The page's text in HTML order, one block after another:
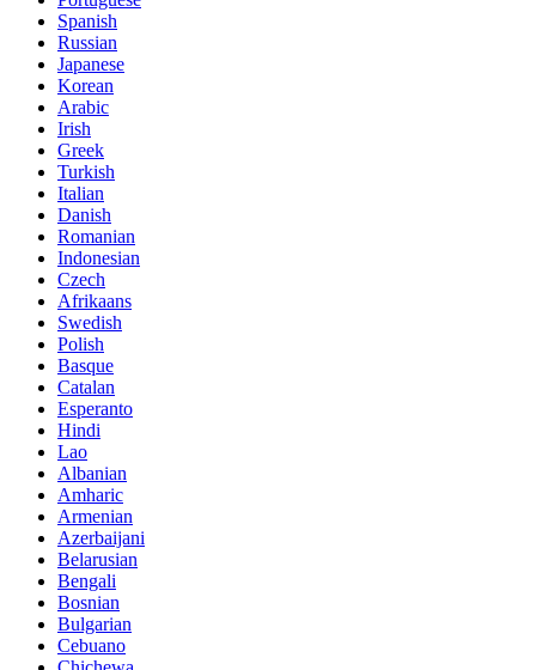
Spanish
Russian
Japanese
Korean
Arabic
Irish
Greek
Turkish
Italian
Danish
Romanian
Indonesian
Czech
Afrikaans
Swedish
Polish
Basque
Catalan
Esperanto
Hindi
Lao
Albanian
Amharic
Armenian
Azerbaijani
Belarusian
Bengali
Bosnian
Bulgarian
Cebuano